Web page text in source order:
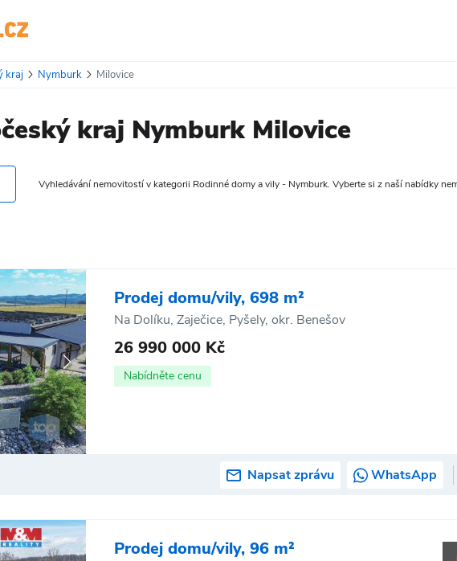
kraj Nymburk Milovice
kraj Nymburk Milovice
Vyhledávání nemovitostí v kategorii Rodinné domy a vily - Nymburk. Vyberte si z naší nabídky
Prodej domu/vily, 698 m²
Na Dolíku, Zaječice, Pyšely, okr. Benešov
26 990 000 Kč
Nabídněte cenu
Napsat zprávu WhatsApp
Prodej domu/vily, 96 m²